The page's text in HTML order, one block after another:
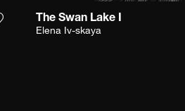
Ajouter la photographie à ma wishlist
The Swan Lake I
Elena Iv-skaya